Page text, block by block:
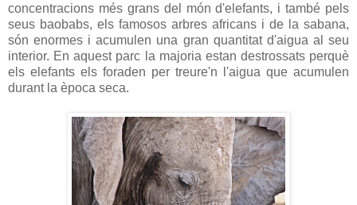
concentracions més grans del món d'elefants, i també pels
seus baobabs, els famosos arbres africans i de la sabana,
són enormes i acumulen una gran quantitat d'aigua al seu
interior. En aquest parc la majoria estan destrossats perquè
els elefants els foraden per treure'n l'aigua que acumulen
durant la època seca.